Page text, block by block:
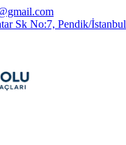
Sk No:7, Pendik/İstanbul